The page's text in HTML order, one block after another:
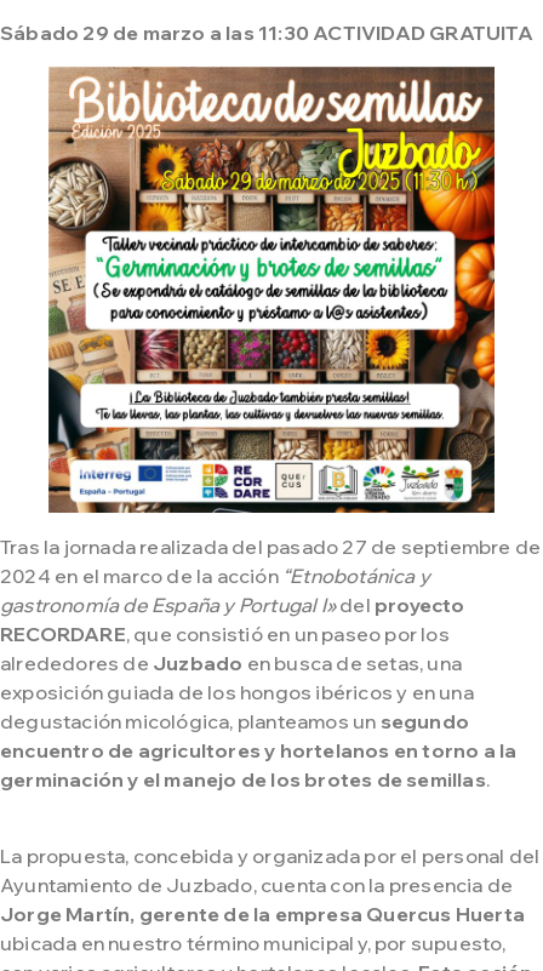
Sábado 29 de marzo a las 11:30 ACTIVIDAD GRATUITA
Tras la jornada realizada del pasado 27 de septiembre de
2024 en el marco de la acción “Etnobotánica y
gastronomía de España y Portugal I»del proyecto
RECORDARE, que consistió en un paseo por los
alrededores de Juzbado en busca de setas, una
exposición guiada de los hongos ibéricos y en una
degustación micológica, planteamos un segundo
encuentro de agricultores y hortelanos en torno a la
germinación y el manejo de los brotes de semillas.
La propuesta, concebida y organizada por el personal del
Ayuntamiento de Juzbado, cuenta con la presencia de
Jorge Martín, gerente de la empresa Quercus Huerta
ubicada en nuestro término municipal y, por supuesto,